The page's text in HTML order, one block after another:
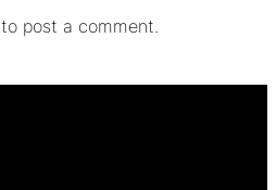
to post a comment.